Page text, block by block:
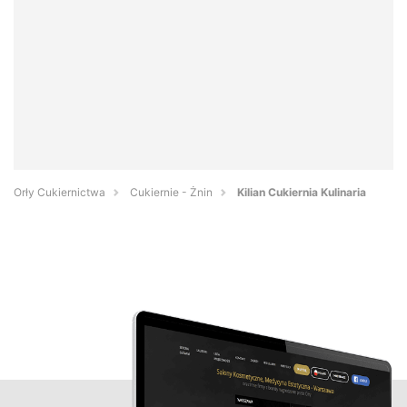
Orły Cukiernictwa Cukiernie - Żnin Kilian Cukiernia Kulinaria